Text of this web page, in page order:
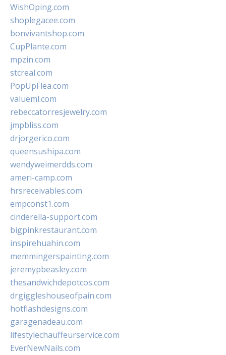
WishOping.com
shoplegacee.com
bonvivantshop.com
CupPlante.com
mpzin.com
stcreal.com
PopUpFlea.com
valueml.com
rebeccatorresjewelry.com
jmpbliss.com
drjorgerico.com
queensushipa.com
wendyweimerdds.com
ameri-camp.com
hrsreceivables.com
empconst1.com
cinderella-support.com
bigpinkrestaurant.com
inspirehuahin.com
memmingerspainting.com
jeremypbeasley.com
thesandwichdepotcos.com
drgiggleshouseofpain.com
hotflashdesigns.com
garagenadeau.com
lifestylechauffeurservice.com
EverNewNails.com